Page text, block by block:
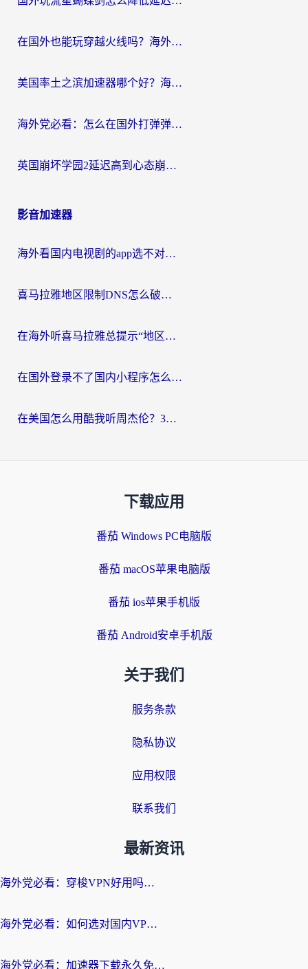
在国外也能玩穿越火线吗？海外玩家国服游戏畅玩终极指南
美国率土之滨加速器哪个好？海外党国服游戏畅玩终极指南（附多游戏解决方案）
海外党必看：怎么在国外打弹弹堂不卡？番茄加速器亲测指南
英国崩坏学园2延迟高到心态崩？海外党国服游戏加速终极指南
影音加速器
海外看国内电视剧的app选不对？这份回国加速器避坑指南帮你流畅追剧
喜马拉雅地区限制DNS怎么破？海外党听国内音乐听书的终极解决方案
在海外听喜马拉雅总提示“地区限制”？3步轻松解除+听国内音乐全攻略
在国外登录不了国内小程序怎么办？选对回国加速器，轻松解锁国内资源
在美国怎么用酷我听周杰伦？3步搞定海外听歌难题
下载应用
番茄 Windows PC电脑版
番茄 macOS苹果电脑版
番茄 ios苹果手机版
番茄 Android安卓手机版
关于我们
服务条款
隐私协议
应用权限
联系我们
最新资讯
海外党必看：穿梭VPN好用吗？和云帆VPN对比哪个回国效果更好？附真实测评+避坑指南
海外党必看：如何选对国内VPN，实现无缝访问国内资源？
海外党必看：加速器下载永久免费版真的存在吗？教你无缝访问国内资源的正确姿势